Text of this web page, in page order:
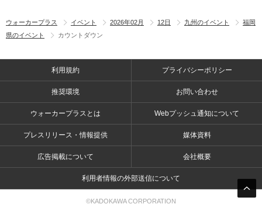
ウォーカープラス イベント 2026年02月 12日 九州のイベント
福岡
県のイベント
カウントダウン
利用規約 プライバシーポリシー
推奨環境 お問い合わせ
ウォーカープラスとは Webプッシュ通知について
プレスリリース・情報提供 媒体資料
広告掲載について 会社概要
利用者情報の外部送信について
©KADOKAWA CORPORATION